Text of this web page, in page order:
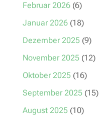
Februar 2026(6)
Januar 2026(18)
Dezember 2025(9)
November 2025(12)
Oktober 2025(16)
September 2025(15)
August 2025(10)